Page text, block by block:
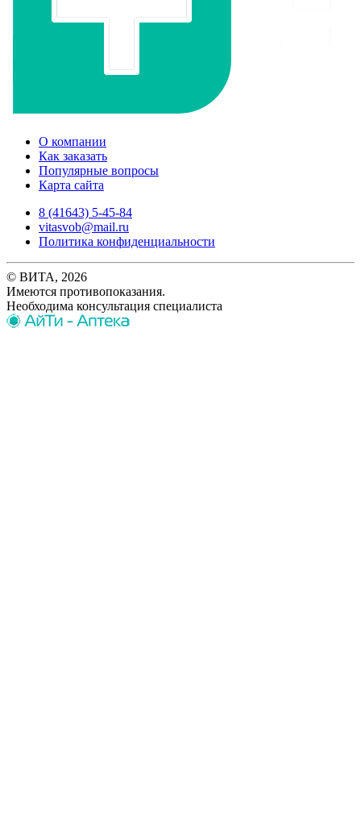
О компании
Как заказать
Популярные вопросы
Карта сайта
8 (41643) 5-45-84
vitasvob@mail.ru
Политика конфиденциальности
© ВИТА, 2026
Имеются противопоказания.
Необходима консультация специалиста